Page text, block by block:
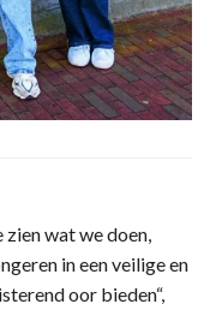
wat we doen,
in een veilige en
oor bieden“,